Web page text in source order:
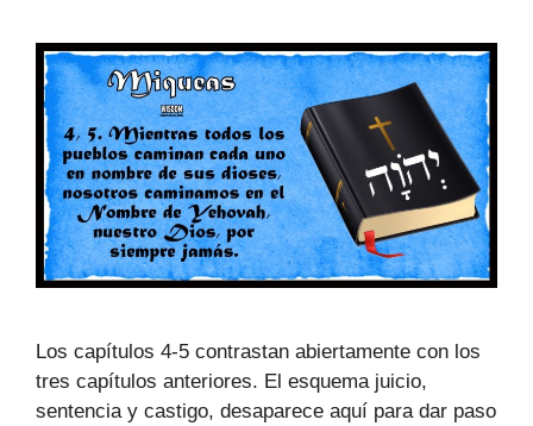
Los capítulos 4-5 contrastan abiertamente con los
tres capítulos anteriores. El esquema juicio,
sentencia y castigo, desaparece aquí para dar paso